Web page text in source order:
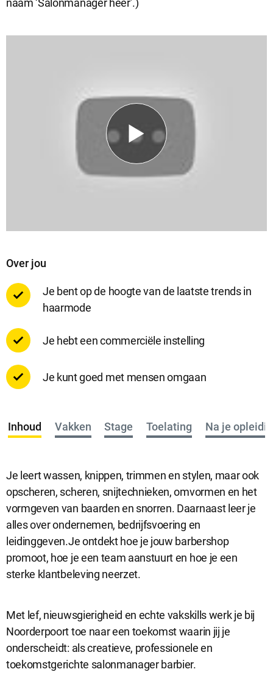
Marketing cookies worden gebruikt om relevante advertenties te
Alle cookies accepteren
naam ‘Salonmanager heer’.)
Over jou
Je bent op de hoogte van de laatste trends in
haarmode
Je hebt een commerciële instelling
Je kunt goed met mensen omgaan
Inhoud Vakken Stage Toelating Na je
Je leert wassen, knippen, trimmen en stylen, maar ook
opscheren, scheren, snijtechnieken, omvormen en het
vormgeven van baarden en snorren. Daarnaast leer je
alles over ondernemen, bedrijfsvoering en
leidinggeven.Je ontdekt hoe je jouw barbershop
promoot, hoe je een team aanstuurt en hoe je een
sterke klantbeleving neerzet.
Met lef, nieuwsgierigheid en echte vakskills werk je bij
Noorderpoort toe naar een toekomst waarin jij je
onderscheidt: als creatieve, professionele en
toekomstgerichte salonmanager barbier.